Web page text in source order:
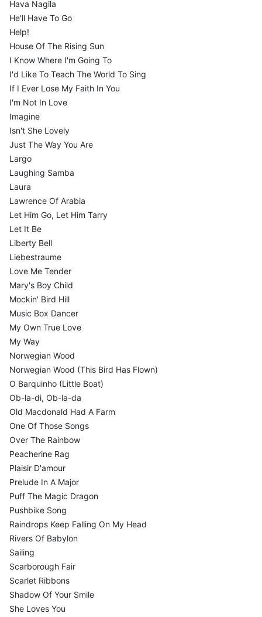
Hava Nagila
He'll Have To Go
Help!
House Of The Rising Sun
I Know Where I'm Going To
I'd Like To Teach The World To Sing
If I Ever Lose My Faith In You
I'm Not In Love
Imagine
Isn't She Lovely
Just The Way You Are
Largo
Laughing Samba
Laura
Lawrence Of Arabia
Let Him Go, Let Him Tarry
Let It Be
Liberty Bell
Liebestraume
Love Me Tender
Mary's Boy Child
Mockin' Bird Hill
Music Box Dancer
My Own True Love
My Way
Norwegian Wood
Norwegian Wood (This Bird Has Flown)
O Barquinho (Little Boat)
Ob-la-di, Ob-la-da
Old Macdonald Had A Farm
One Of Those Songs
Over The Rainbow
Peacherine Rag
Plaisir D'amour
Prelude In A Major
Puff The Magic Dragon
Pushbike Song
Raindrops Keep Falling On My Head
Rivers Of Babylon
Sailing
Scarborough Fair
Scarlet Ribbons
Shadow Of Your Smile
She Loves You